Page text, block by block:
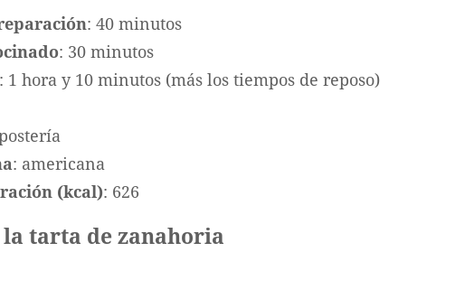
: 40 minutos
: 30 minutos
: 1 hora y 10 minutos (más los tiempos de reposo)
: americana
(kcal): 626
tarta de zanahoria